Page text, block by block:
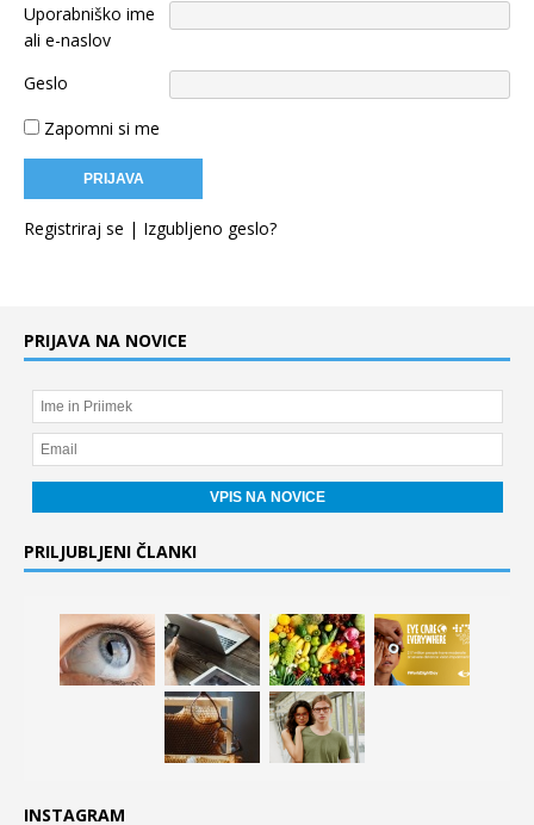
Uporabniško ime
ali e-naslov
Geslo
Zapomni si me
Registriraj se | Izgubljeno geslo?
PRIJAVA NA NOVICE
PRILJUBLJENI ČLANKI
INSTAGRAM